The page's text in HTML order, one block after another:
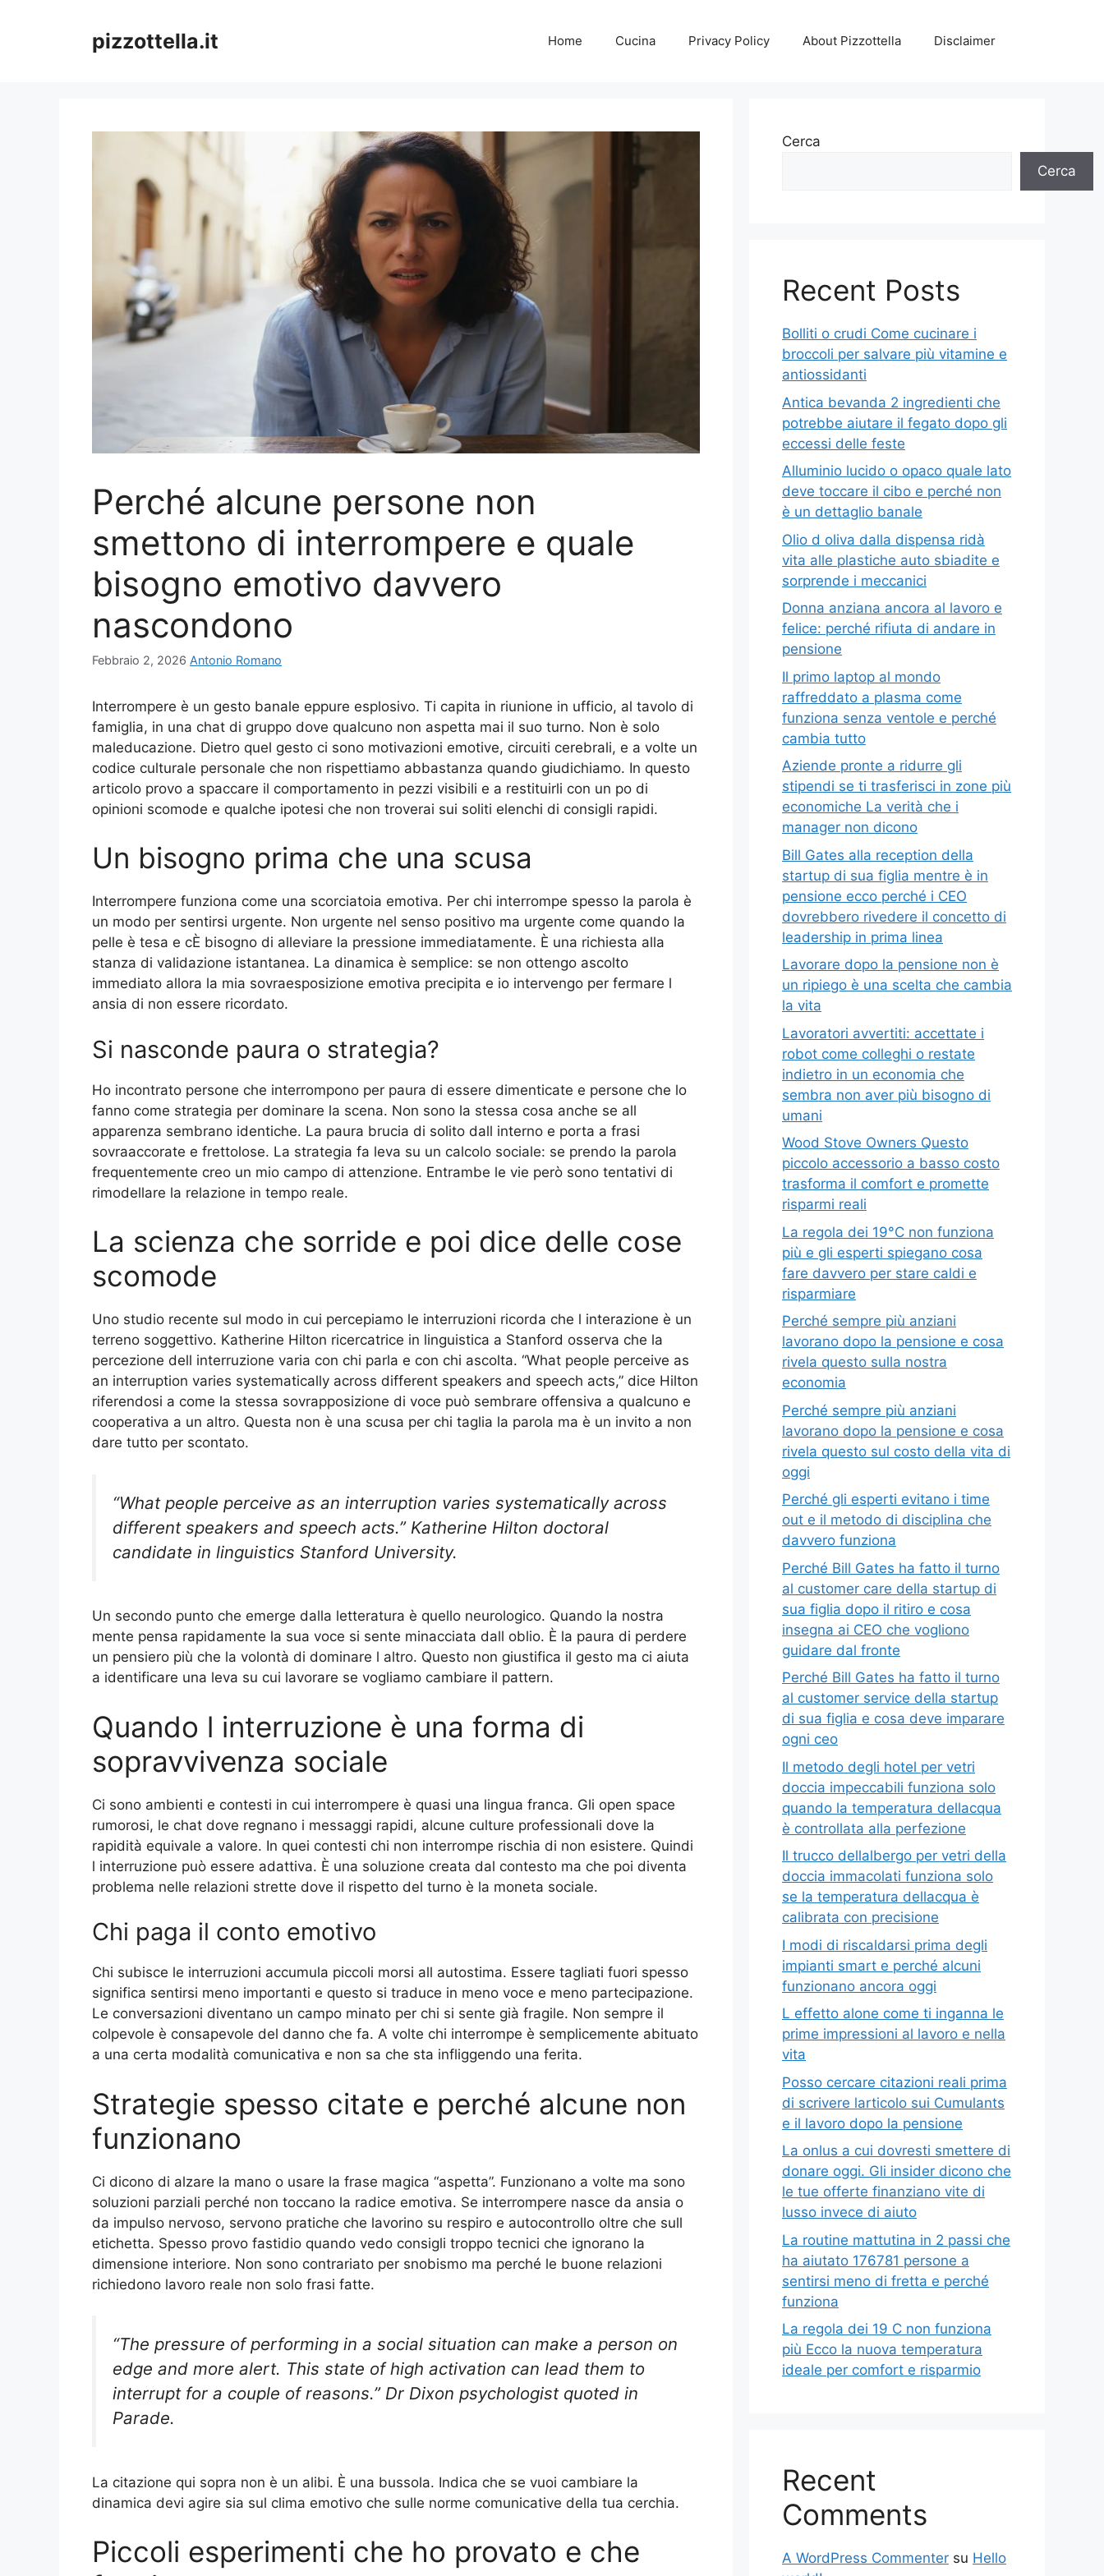
pizzottella.it Home Cucina Privacy Policy About Pizzottella Disclaimer
Perché alcune persone non
smettono di interrompere e quale
bisogno emotivo davvero
nascondono
Febbraio 2, 2026 Antonio Romano
Interrompere è un gesto banale eppure esplosivo. Ti capita in riunione in ufficio, al tavolo di
famiglia, in una chat di gruppo dove qualcuno non aspetta mai il suo turno. Non è solo
maleducazione. Dietro quel gesto ci sono motivazioni emotive, circuiti cerebrali, e a volte un
codice culturale personale che non rispettiamo abbastanza quando giudichiamo. In questo
articolo provo a spaccare il comportamento in pezzi visibili e a restituirli con un po di
opinioni scomode e qualche ipotesi che non troverai sui soliti elenchi di consigli rapidi.
Un bisogno prima che una scusa
Interrompere funziona come una scorciatoia emotiva. Per chi interrompe spesso la parola è
un modo per sentirsi urgente. Non urgente nel senso positivo ma urgente come quando la
pelle è tesa e cÈ bisogno di alleviare la pressione immediatamente. È una richiesta alla
stanza di validazione istantanea. La dinamica è semplice: se non ottengo ascolto
immediato allora la mia sovraesposizione emotiva precipita e io intervengo per fermare l
ansia di non essere ricordato.
Si nasconde paura o strategia?
Ho incontrato persone che interrompono per paura di essere dimenticate e persone che lo
fanno come strategia per dominare la scena. Non sono la stessa cosa anche se all
apparenza sembrano identiche. La paura brucia di solito dall interno e porta a frasi
sovraaccorate e frettolose. La strategia fa leva su un calcolo sociale: se prendo la parola
frequentemente creo un mio campo di attenzione. Entrambe le vie però sono tentativi di
rimodellare la relazione in tempo reale.
La scienza che sorride e poi dice delle cose
scomode
Uno studio recente sul modo in cui percepiamo le interruzioni ricorda che l interazione è un
terreno soggettivo. Katherine Hilton ricercatrice in linguistica a Stanford osserva che la
percezione dell interruzione varia con chi parla e con chi ascolta. “What people perceive as
an interruption varies systematically across different speakers and speech acts,” dice Hilton
riferendosi a come la stessa sovrapposizione di voce può sembrare offensiva a qualcuno e
cooperativa a un altro. Questa non è una scusa per chi taglia la parola ma è un invito a non
dare tutto per scontato.
“What people perceive as an interruption varies systematically across
different speakers and speech acts.” Katherine Hilton doctoral
candidate in linguistics Stanford University.
Un secondo punto che emerge dalla letteratura è quello neurologico. Quando la nostra
mente pensa rapidamente la sua voce si sente minacciata dall oblio. È la paura di perdere
un pensiero più che la volontà di dominare l altro. Questo non giustifica il gesto ma ci aiuta
a identificare una leva su cui lavorare se vogliamo cambiare il pattern.
Quando l interruzione è una forma di
sopravvivenza sociale
Ci sono ambienti e contesti in cui interrompere è quasi una lingua franca. Gli open space
rumorosi, le chat dove regnano i messaggi rapidi, alcune culture professionali dove la
rapidità equivale a valore. In quei contesti chi non interrompe rischia di non esistere. Quindi
l interruzione può essere adattiva. È una soluzione creata dal contesto ma che poi diventa
problema nelle relazioni strette dove il rispetto del turno è la moneta sociale.
Chi paga il conto emotivo
Chi subisce le interruzioni accumula piccoli morsi all autostima. Essere tagliati fuori spesso
significa sentirsi meno importanti e questo si traduce in meno voce e meno partecipazione.
Le conversazioni diventano un campo minato per chi si sente già fragile. Non sempre il
colpevole è consapevole del danno che fa. A volte chi interrompe è semplicemente abituato
a una certa modalità comunicativa e non sa che sta infliggendo una ferita.
Strategie spesso citate e perché alcune non
funzionano
Ci dicono di alzare la mano o usare la frase magica “aspetta”. Funzionano a volte ma sono
soluzioni parziali perché non toccano la radice emotiva. Se interrompere nasce da ansia o
da impulso nervoso, servono pratiche che lavorino su respiro e autocontrollo oltre che sull
etichetta. Spesso provo fastidio quando vedo consigli troppo tecnici che ignorano la
dimensione interiore. Non sono contrariato per snobismo ma perché le buone relazioni
richiedono lavoro reale non solo frasi fatte.
“The pressure of performing in a social situation can make a person on
edge and more alert. This state of high activation can lead them to
interrupt for a couple of reasons.” Dr Dixon psychologist quoted in
Parade.
La citazione qui sopra non è un alibi. È una bussola. Indica che se vuoi cambiare la
dinamica devi agire sia sul clima emotivo che sulle norme comunicative della tua cerchia.
Piccoli esperimenti che ho provato e che
Cerca
Cerca
Recent Posts
Bolliti o crudi Come cucinare i
broccoli per salvare più vitamine e
antiossidanti
Antica bevanda 2 ingredienti che
potrebbe aiutare il fegato dopo gli
eccessi delle feste
Alluminio lucido o opaco quale lato
deve toccare il cibo e perché non
è un dettaglio banale
Olio d oliva dalla dispensa ridà
vita alle plastiche auto sbiadite e
sorprende i meccanici
Donna anziana ancora al lavoro e
felice: perché rifiuta di andare in
pensione
Il primo laptop al mondo
raffreddato a plasma come
funziona senza ventole e perché
cambia tutto
Aziende pronte a ridurre gli
stipendi se ti trasferisci in zone più
economiche La verità che i
manager non dicono
Bill Gates alla reception della
startup di sua figlia mentre è in
pensione ecco perché i CEO
dovrebbero rivedere il concetto di
leadership in prima linea
Lavorare dopo la pensione non è
un ripiego è una scelta che cambia
la vita
Lavoratori avvertiti: accettate i
robot come colleghi o restate
indietro in un economia che
sembra non aver più bisogno di
umani
Wood Stove Owners Questo
piccolo accessorio a basso costo
trasforma il comfort e promette
risparmi reali
La regola dei 19°C non funziona
più e gli esperti spiegano cosa
fare davvero per stare caldi e
risparmiare
Perché sempre più anziani
lavorano dopo la pensione e cosa
rivela questo sulla nostra
economia
Perché sempre più anziani
lavorano dopo la pensione e cosa
rivela questo sul costo della vita di
oggi
Perché gli esperti evitano i time
out e il metodo di disciplina che
davvero funziona
Perché Bill Gates ha fatto il turno
al customer care della startup di
sua figlia dopo il ritiro e cosa
insegna ai CEO che vogliono
guidare dal fronte
Perché Bill Gates ha fatto il turno
al customer service della startup
di sua figlia e cosa deve imparare
ogni ceo
Il metodo degli hotel per vetri
doccia impeccabili funziona solo
quando la temperatura dellacqua
è controllata alla perfezione
Il trucco dellalbergo per vetri della
doccia immacolati funziona solo
se la temperatura dellacqua è
calibrata con precisione
I modi di riscaldarsi prima degli
impianti smart e perché alcuni
funzionano ancora oggi
L effetto alone come ti inganna le
prime impressioni al lavoro e nella
vita
Posso cercare citazioni reali prima
di scrivere larticolo sui Cumulants
e il lavoro dopo la pensione
La onlus a cui dovresti smettere di
donare oggi. Gli insider dicono che
le tue offerte finanziano vite di
lusso invece di aiuto
La routine mattutina in 2 passi che
ha aiutato 176781 persone a
sentirsi meno di fretta e perché
funziona
La regola dei 19 C non funziona
più Ecco la nuova temperatura
ideale per comfort e risparmio
Recent
Comments
A WordPress Commenter su Hello